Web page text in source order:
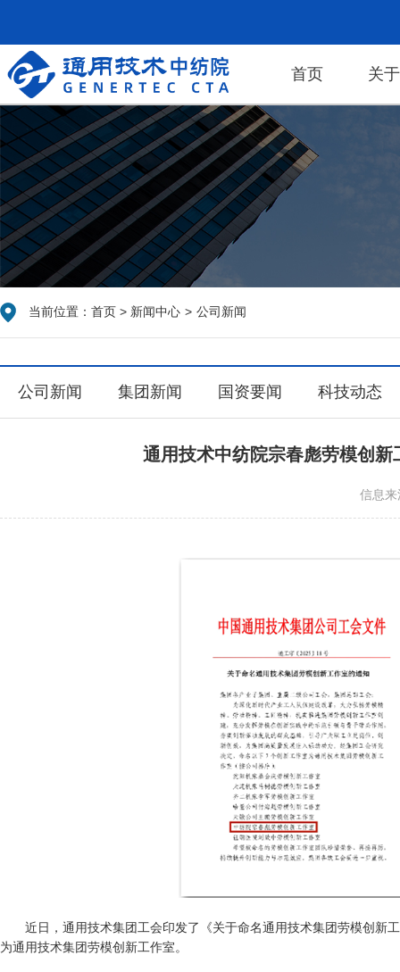
首页 关
当前位置： 首页 > 新闻中心 > 公司新闻
公司新闻 集团新闻 国资要闻 科技动态
通用技术中纺院宗春彪劳模创
信息来
近日，通用技术集团工会印发了《关于命名通用技术集团劳模创新
为通用技术集团劳模创新工作室。